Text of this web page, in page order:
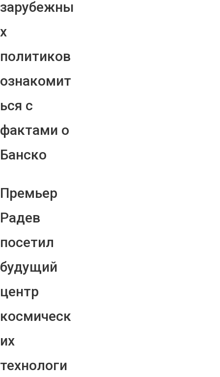
зарубежны
х
политиков
ознакомит
ься с
фактами о
Банско
Премьер
Радев
посетил
будущий
центр
космическ
их
технологи